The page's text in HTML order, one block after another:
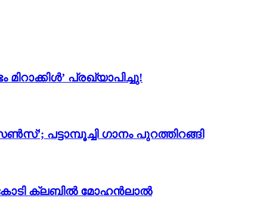
പ്രഖ്യാപിച്ചു!
പട്ടാമ്പൂച്ചി ഗാനം പുറത്തിറങ്ങി
കോടി ക്ലബിൽ മോഹൻലാൽ